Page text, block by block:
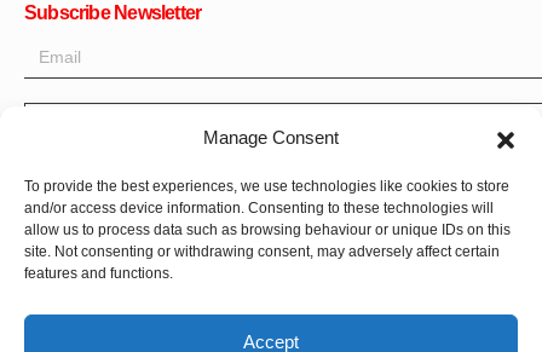
Manage Consent
To provide the best experiences, we use technologies like cookies to store
and/or access device information. Consenting to these technologies will
allow us to process data such as browsing behaviour or unique IDs on this
site. Not consenting or withdrawing consent, may adversely affect certain
features and functions.
Accept
Subscribe Newsletter
OK
up for newsletter:
Donate Now